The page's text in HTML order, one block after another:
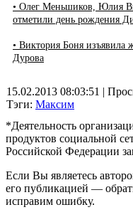
• Олег Меньшиков, Юлия
отметили день рождения
• Виктория Боня изъявила
Дурова
15.02.2013 08:03:51 |
Тэги: Максим
*Деятельность
продуктов социальной
Российской Федерации
Если Вы являетесь
его публикацией —
исправим ошибку.